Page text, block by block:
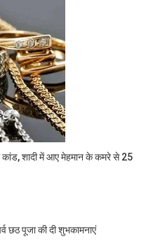
शादी में आए मेहमान के कमरे से 25
छठ पूजा की दी शुभकामनाएं